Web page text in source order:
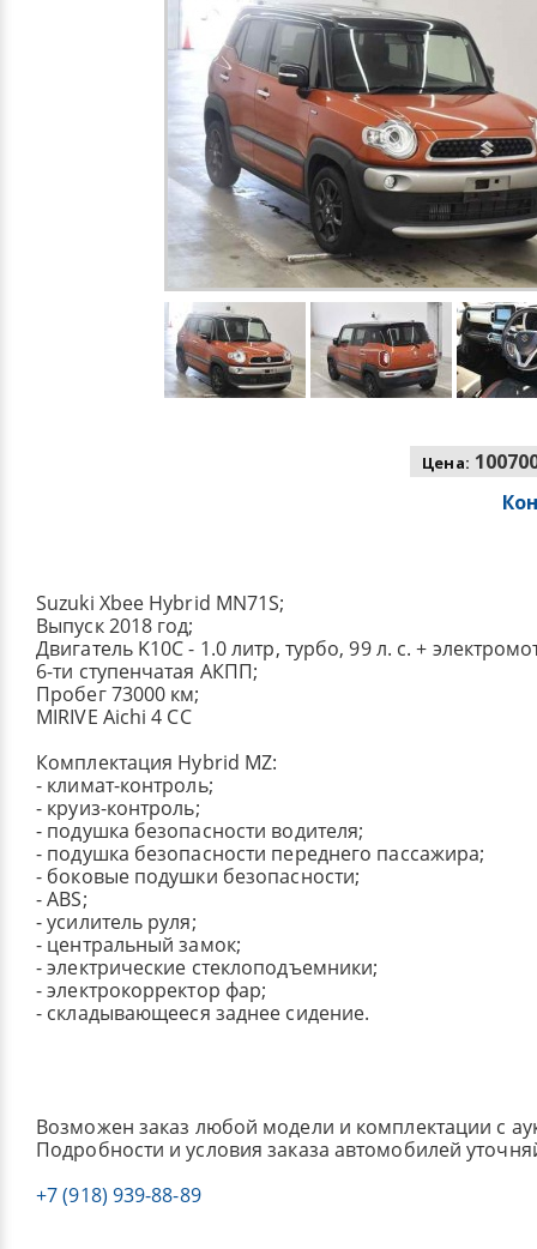
Цена:
Suzuki Xbee Hybrid MN71S;
Выпуск 2018 год;
Двигатель K10C - 1.0 литр, турбо, 99 л. с. +
6-ти ступенчатая АКПП;
Пробег 73000 км;
MIRIVE Aichi 4 СC
Комплектация Hybrid MZ:
- климат-контроль;
- круиз-контроль;
- подушка безопасности водителя;
- подушка безопасности переднего пассажира;
- боковые подушки безопасности;
- ABS;
- усилитель руля;
- центральный замок;
- электрические стеклоподъемники;
- электрокорректор фар;
- складывающееся заднее сидение.
Возможен заказ любой модели и комплектации с
Подробности и условия заказа автомобилей
+7 (918) 939-88-89